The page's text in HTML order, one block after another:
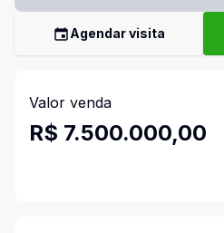
Agendar visita
Valor venda
R$ 7.500.000,00